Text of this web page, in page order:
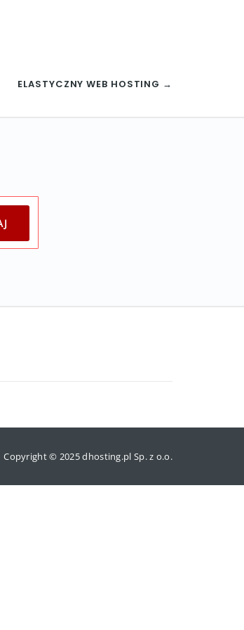
ELASTYCZNY WEB HOSTING →
Copyright © 2025 dhosting.pl Sp. z o.o.